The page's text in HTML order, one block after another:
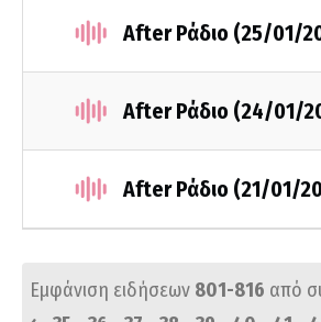
After Ράδιο (25/01/
After Ράδιο (24/01/
After Ράδιο (21/01/
Εμφάνιση ειδήσεων 801-816 από